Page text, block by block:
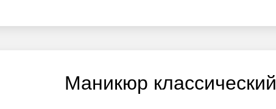
Маникюр классический